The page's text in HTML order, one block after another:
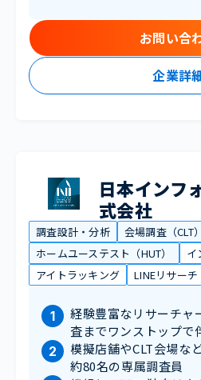
企業詳
お問い合
日本インフ
式会社
調査設計・分析
会場調査（CLT）
ホームユーステスト（HUT）
イ
アイトラッキング
LINEリサーチ
経験豊富なリサーチャ
査までワンストップで
模擬店舗やCLT会場な
約80名の専属調査員